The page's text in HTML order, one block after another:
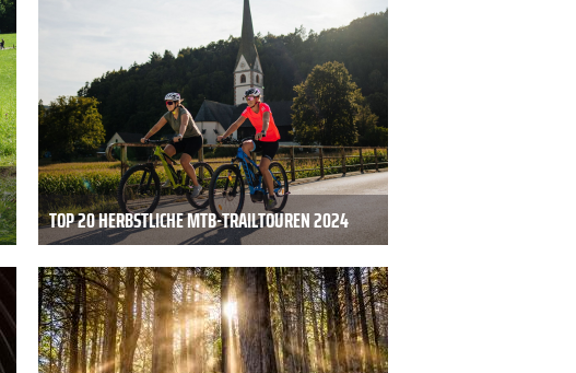
TOP 20 HERBSTLICHE MTB-TRAILTOUREN 2024